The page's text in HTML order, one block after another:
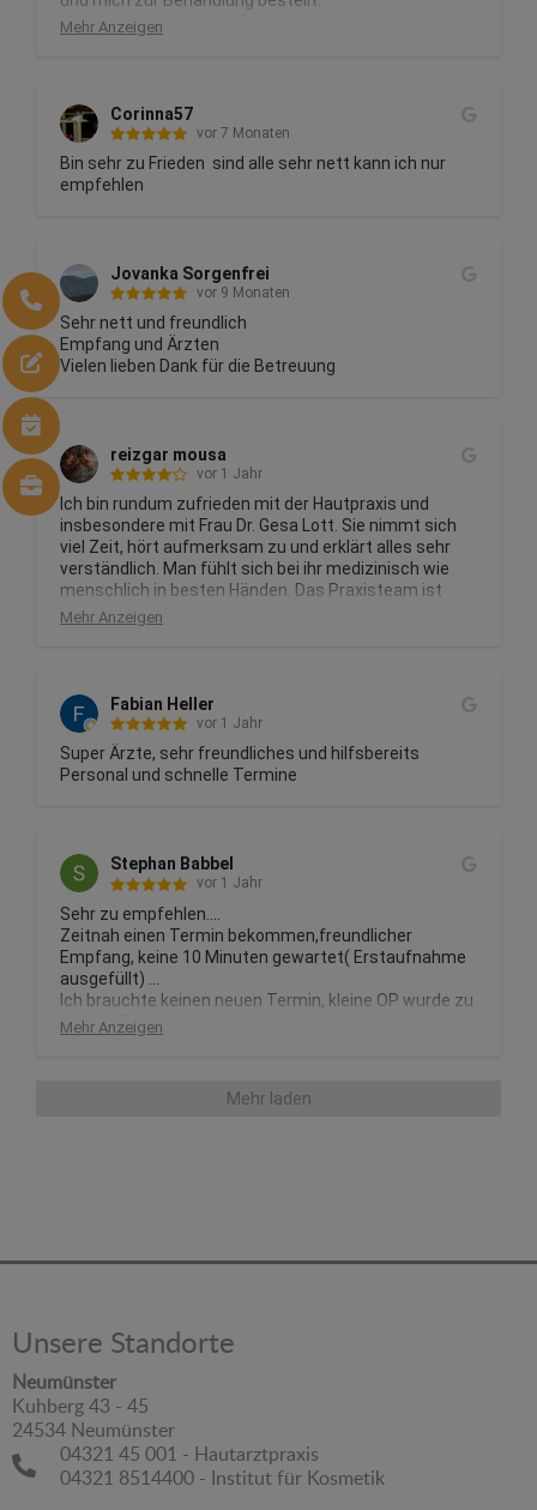
Dr. Itschert konnte den Splitter erfolgreich entfernen.
Mehr Anzeigen
Corinna57
vor 7 Monaten
Bin sehr zu Frieden  sind alle sehr nett kann ich nur
empfehlen
Jovanka Sorgenfrei
vor 9 Monaten
Sehr nett und freundlich
Empfang und Ärzten
Vielen lieben Dank für die Betreuung
reizgar mousa
vor 1 Jahr
Ich bin rundum zufrieden mit der Hautpraxis und
insbesondere mit Frau Dr. Gesa Lott. Sie nimmt sich
viel Zeit, hört aufmerksam zu und erklärt alles sehr
verständlich. Man fühlt sich bei ihr medizinisch wie
menschlich in besten Händen. Das Praxisteam ist
auch freundlich.
Mehr Anzeigen
Fabian Heller
vor 1 Jahr
Super Ärzte, sehr freundliches und hilfsbereits
Personal und schnelle Termine
Stephan Babbel
vor 1 Jahr
Sehr zu empfehlen....
Zeitnah einen Termin bekommen,freundlicher
Empfang, keine 10 Minuten gewartet( Erstaufnahme
ausgefüllt) ...
Ich brauchte keinen neuen Termin, kleine OP wurde zu
meiner Freude sofort nach Begutachtung
durchgeführt...super👍
Mehr Anzeigen
Mehr laden
Unsere Standorte
Neumünster
Kuhberg 43 - 45
24534 Neumünster
04321 45 001 - Hautarztpraxis
04321 8514400 - Institut für Kosmetik